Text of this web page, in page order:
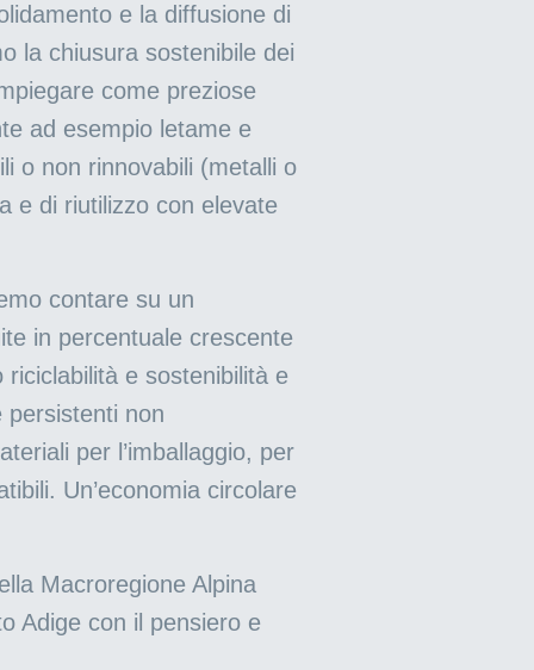
e la diffusione di
la chiusura sostenibile dei
come preziose
ad esempio letame e
o non rinnovabili (metalli o
e di riutilizzo con elevate
contare su un
in percentuale crescente
e sostenibilità e
persistenti non
per l’imballaggio, per
Un’economia circolare
Macroregione Alpina
Adige con il pensiero e